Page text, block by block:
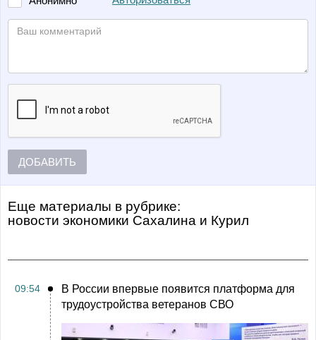
ДОБАВИТЬ
Еще материалы в рубрике:
Новости экономики Сахалина и Курил
09:54
В России впервые появится платформа для
трудоустройства ветеранов СВО